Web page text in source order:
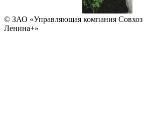
© ЗАО «Управляющая компания
Ленина+»